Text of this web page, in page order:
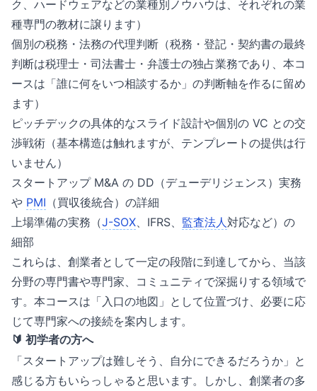
ク、ハードウェアなどの業種別ノウハウは、それぞれの業
種専門の教材に譲ります）
個別の税務・法務の代理判断（税務・登記・契約書の最終
判断は税理士・司法書士・弁護士の独占業務であり、本コ
ースは「誰に何をいつ相談するか」の判断軸を作るに留め
ます）
ピッチデックの具体的なスライド設計や個別の VC との交
渉戦術（基本構造は触れますが、テンプレートの提供は行
いません）
スタートアップ M&A の DD（デューデリジェンス）実務
や PMI （買収後統合）の詳細
上場準備の実務（J-SOX、IFRS、 監査法人対応など）の
細部
これらは、創業者として一定の段階に到達してから、当該
分野の専門書や専門家、コミュニティで深掘りする領域で
す。本コースは「入口の地図」として位置づけ、必要に応
じて専門家への接続を案内します。
🔰 初学者の方へ
「スタートアップは難しそう、自分にできるだろうか」と
感じる方もいらっしゃると思います。しかし、創業者の多